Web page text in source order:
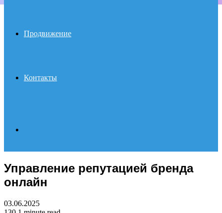
Продвижение
Контакты
for
Управление репутацией бренда
онлайн
03.06.2025